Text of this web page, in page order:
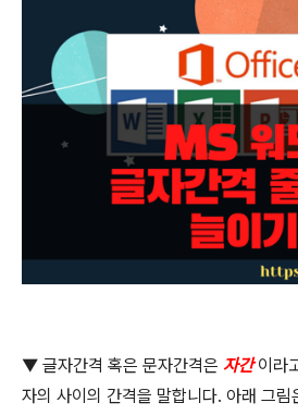
▼ 글자간격 혹은 문자간격은 자간이라
자의 사이의 간격을 말합니다. 아래 그림